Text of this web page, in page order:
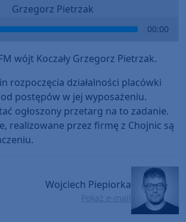
Grzegorz Pietrzak
00:00
wójt Koczały Grzegorz Pietrzak.
rozpoczęcia działalności placówki
postępów w jej wyposażeniu.
ogłoszony przetarg na to zadanie.
realizowane przez firmę z Chojnic są
Wojciech Piepiorka
Pokaż e-mail